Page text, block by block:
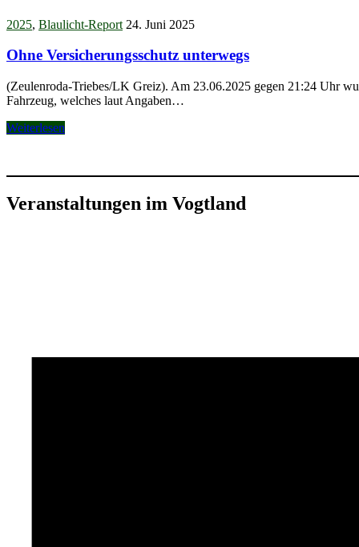
2025, Blaulicht-Report 24. Juni 2025
Ohne Versicherungsschutz unterwegs
(Zeulenroda-Triebes/LK Greiz). Am 23.06.2025 gegen 21:24 Uhr
Fahrzeug, welches laut Angaben…
Weiterlesen
Veranstaltungen im Vogtland